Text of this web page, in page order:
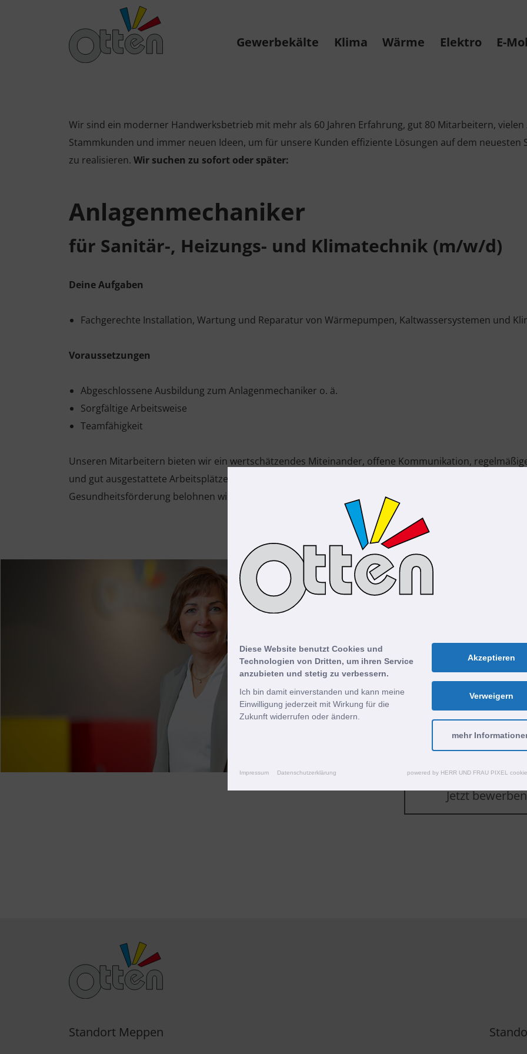
Gewerbekälte Klima Wärme Elektro E-
Wir sind ein moderner Handwerksbetrieb mit mehr als 60 Jahren Erfahrung, gut 80 Mitarbeitern,
Stammkunden und immer neuen Ideen, um für unsere Kunden effiziente Lösungen auf dem neuesten
zu realisieren. Wir suchen zu sofort oder später:
Anlagenmechaniker
für Sanitär-, Heizungs- und Klimatechnik (m/w/d)
Deine Aufgaben
Fachgerechte Installation, Wartung und Reparatur von Wärmepumpen, Kaltwassersystemen und
Voraussetzungen
Abgeschlossene Ausbildung zum Anlagenmechaniker o. ä.
Sorgfältige Arbeitsweise
Teamfähigkeit
Unseren Mitarbeitern bieten wir ein wertschätzendes Miteinander, offene Kommunikation,
und gut ausgestattete Arbeitsplätze. Mit Lebensarbeitszeitkonten, zertifizierter Familienfreundlichkeit
Gesundheitsförderung belohnen wir ihren täglichen Einsatz.
Ich freue
Bewerbung!
Industriestraße 22 | 49716
Tel. 05931 49595-0
bewerbung@otten.de
Hinweis: Wenn du dich
Unterlagen bitte
Jetzt
Standort Meppen
Diese Website benutzt Cookies und
Technologien von Dritten, um ihren Service
anzubieten und stetig zu verbessern.
Ich bin damit einverstanden und kann meine
Einwilligung jederzeit mit Wirkung für die
Zukunft widerrufen oder ändern.
Akzeptieren
Verweigern
mehr
Impressum Datenschutzerklärung powered by HERR UND FRAU PIXEL